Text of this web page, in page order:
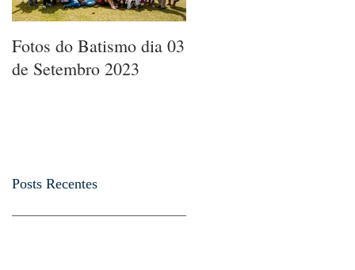
Fotos do Batismo dia 03
de Setembro 2023
Posts Recentes